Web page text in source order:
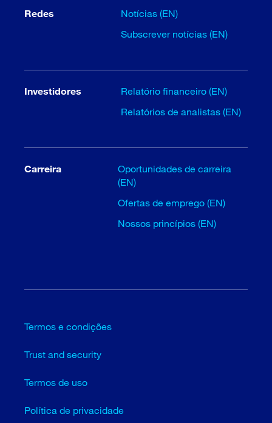
Redes
Notícias (EN)
Subscrever notícias (EN)
Investidores
Relatório financeiro (EN)
Relatórios de analistas (EN)
Carreira
Oportunidades de carreira
(EN)
Ofertas de emprego (EN)
Nossos princípios (EN)
Termos e condições
Trust and security
Termos de uso
Política de privacidade